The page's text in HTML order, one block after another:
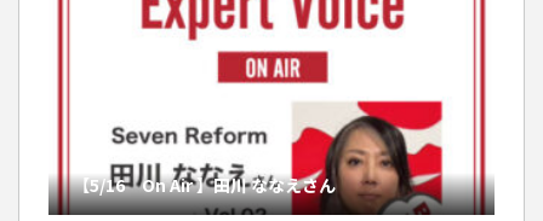
【5/16 On Air 】田川 ななえさん